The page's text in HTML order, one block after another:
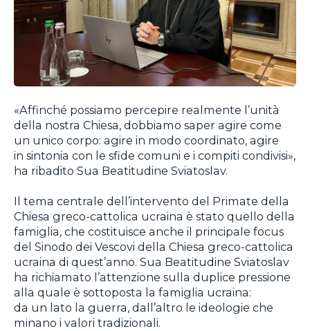
«Affinché possiamo percepire realmente l’unità
della nostra Chiesa, dobbiamo saper agire come
un unico corpo: agire in modo coordinato, agire
in sintonia con le sfide comuni e i compiti condivisi»,
ha ribadito Sua Beatitudine Sviatoslav.
Il tema centrale dell’intervento del Primate della
Chiesa greco-cattolica ucraina è stato quello della
famiglia, che costituisce anche il principale focus
del Sinodo dei Vescovi della Chiesa greco-cattolica
ucraina di quest’anno. Sua Beatitudine Sviatoslav
ha richiamato l’attenzione sulla duplice pressione
alla quale è sottoposta la famiglia ucraina:
da un lato la guerra, dall’altro le ideologie che
minano i valori tradizionali.